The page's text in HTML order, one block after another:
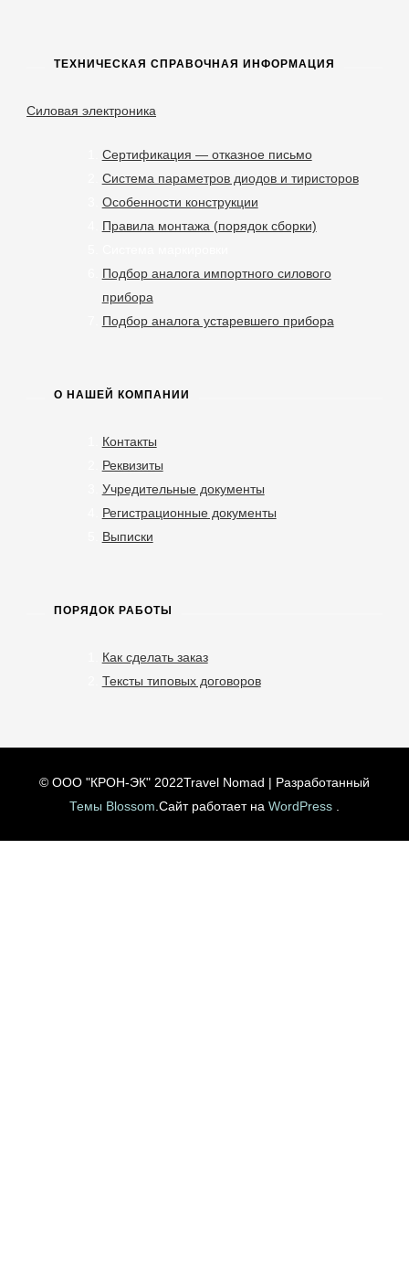
ТЕХНИЧЕСКАЯ СПРАВОЧНАЯ ИНФОРМАЦИЯ
Силовая электроника
Сертификация — отказное письмо
Система параметров диодов и тиристоров
Особенности конструкции
Правила монтажа (порядок сборки)
Подбор аналога импортного силового
прибора
Подбор аналога устаревшего прибора
О НАШЕЙ КОМПАНИИ
Контакты
Реквизиты
Учредительные документы
Регистрационные документы
Выписки
ПОРЯДОК РАБОТЫ
Как сделать заказ
Тексты типовых договоров
© ООО "КРОН-ЭК" 2022Travel Nomad | Разработанный
Темы Blossom .Сайт работает на WordPress